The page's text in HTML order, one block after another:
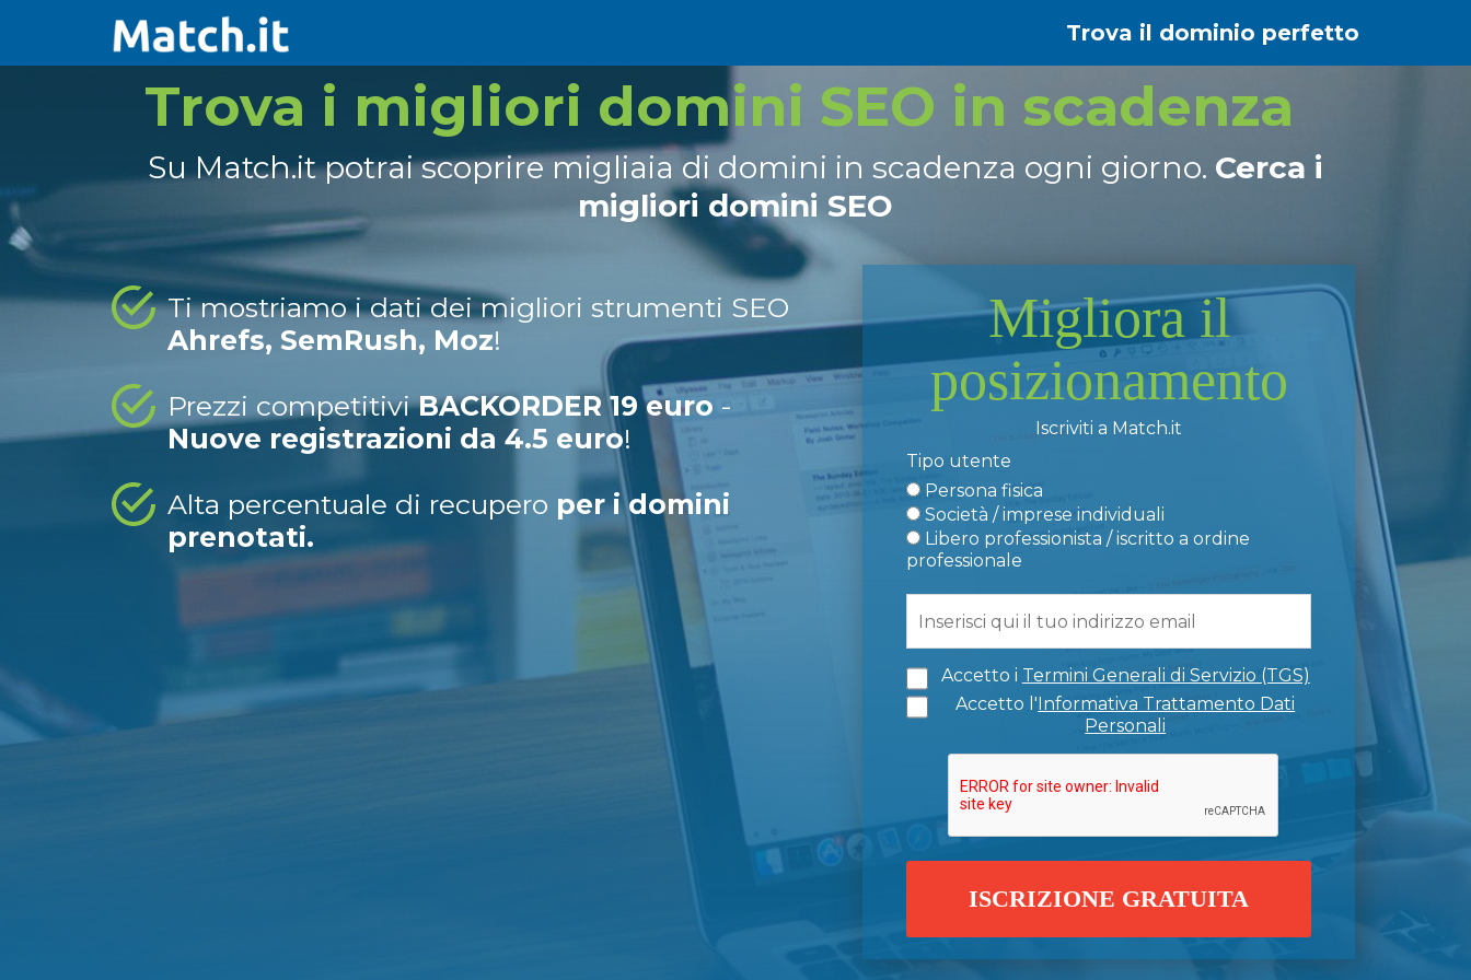
Trova il dominio perfetto
Trova i migliori domini SEO in scadenza
Su Match.it potrai scoprire migliaia di domini in scadenza ogni giorno. Cerca i
migliori domini SEO
Ti mostriamo i dati dei migliori strumenti SEO
Ahrefs, SemRush, Moz!
Prezzi competitiviBACKORDER 19 euro -
Nuove registrazioni da 4.5 euro!
Alta percentuale di recupero per i domini
prenotati.
Migliora il
posizionamento
Iscriviti a Match.it
Tipo utente
Persona fisica
Società / imprese individuali
Libero professionista / iscritto a ordine
professionale
Accetto i Termini Generali di Servizio (TGS)
Accetto l'Informativa Trattamento Dati
Personali